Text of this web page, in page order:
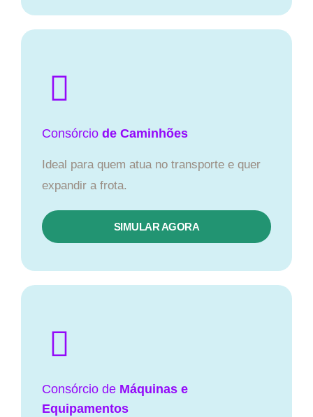
Consórcio de Caminhões
Ideal para quem atua no transporte e quer
expandir a frota.
SIMULAR AGORA
Consórcio de Máquinas e
Equipamentos